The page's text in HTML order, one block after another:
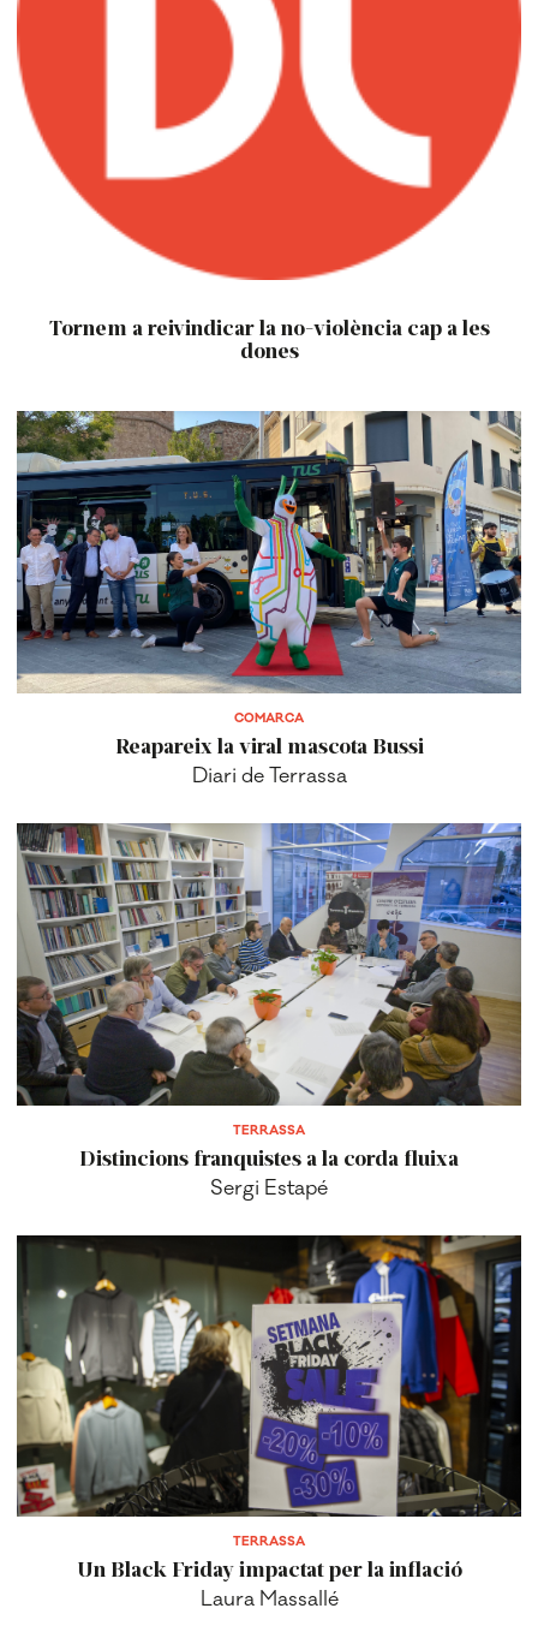
Tornem a reivindicar la no-violència cap a les
dones
COMARCA
Reapareix la viral mascota Bussi
Diari de Terrassa
TERRASSA
Distincions franquistes a la corda fluixa
Sergi Estapé
TERRASSA
Un Black Friday impactat per la inflació
Laura Massallé